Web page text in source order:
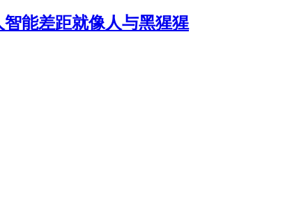
能差距就像人与黑猩猩